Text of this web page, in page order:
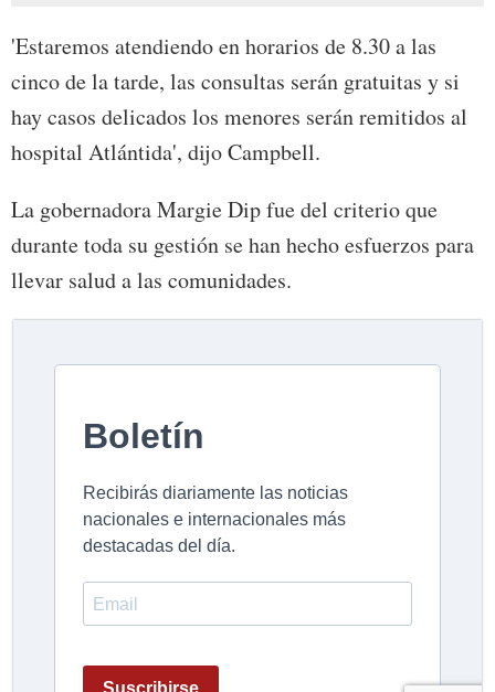
'Estaremos atendiendo en horarios de 8.30 a las
cinco de la tarde, las consultas serán gratuitas y si
hay casos delicados los menores serán remitidos al
hospital Atlántida', dijo Campbell.
La gobernadora Margie Dip fue del criterio que
durante toda su gestión se han hecho esfuerzos para
llevar salud a las comunidades.